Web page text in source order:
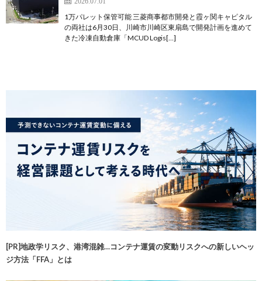
1万パレット保管可能 三菱商事都市開発と霞ヶ関キャピタル
の両社は6月30日、川崎市川崎区東扇島で開発計画を進めて
きた冷凍自動倉庫「MCUD Logis[…]
[PR]地政学リスク、港湾混雑…コンテナ運賃の変動リスクへの新しいヘッ
ジ方法「FFA」とは